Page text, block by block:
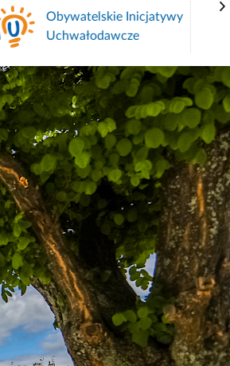
Obywatelskie Inicjatywy
Uchwałodawcze